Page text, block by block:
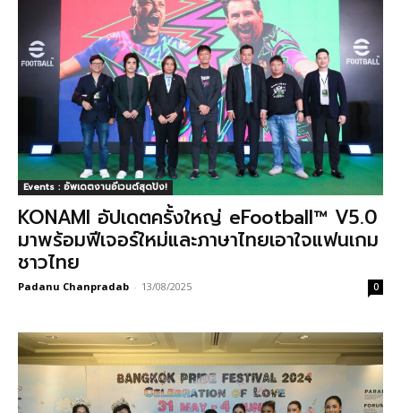
Events : อัพเดตงานอีเวนต์สุดปัง!
KONAMI อัปเดตครั้งใหญ่ eFootball™︎ V5.0
มาพร้อมฟีเจอร์ใหม่และภาษาไทยเอาใจแฟนเกม
ชาวไทย
Padanu Chanpradab - 13/08/2025 0